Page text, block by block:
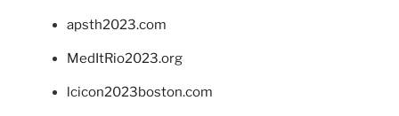
apsth2023.com
MedItRio2023.org
lcicon2023boston.com